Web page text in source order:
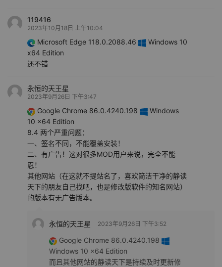
119416
2023年10月18日 上午10:04
Microsoft Edge 118.0.2088.46
Windows 10
x64 Edition
还不错
永恒的天王星
2023年9月26日 下午3:47
Google Chrome 86.0.4240.198
Windows
10 x64 Edition
8.4 两个严重问题：
一、签名不同，不能覆盖安装！
二、有广告！这对很多MOD用户来说，完全不能
忍！
其他网站（在这就不提站名了，喜欢简洁干净的静读
天下的朋友自己找吧，也是修改版软件的知名网站）
的版本有无广告版本。
永恒的天王星 2023年9月26日 下午3:52
Google Chrome 86.0.4240.198
Windows 10 x64 Edition
而且其他网站的静读天下是持续及时更新修